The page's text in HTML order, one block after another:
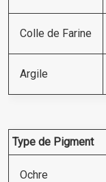
Colle de Farine
Argile
Type de Pigment
Ochre